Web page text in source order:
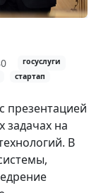
госуслуги
стартап
с презентацией
задачах на
В